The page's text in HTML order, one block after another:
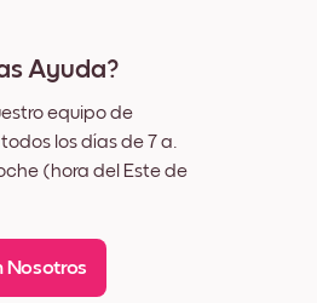
Ayuda?
equipo de
los días de 7 a.
(hora del Este de
Nosotros